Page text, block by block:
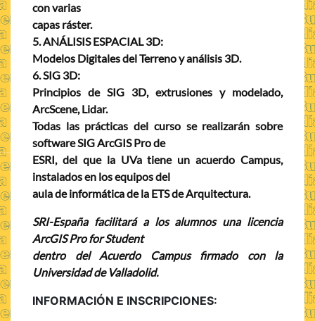
con varias
capas ráster.
5. ANÁLISIS ESPACIAL 3D:
Modelos Digitales del Terreno y análisis 3D.
6. SIG 3D:
Principios de SIG 3D, extrusiones y modelado,
ArcScene, Lidar.
Todas las prácticas del curso se realizarán sobre
softwareSIG ArcGIS Pro de
ESRI, del que la UVa tiene un acuerdo Campus,
instalados en los equipos del
aula de informática de la ETS de Arquitectura.
SRI-España facilitará a los alumnos una licencia
ArcGIS Pro for Student
dentro del Acuerdo Campus firmado con la
Universidad de Valladolid.
INFORMACIÓN E INSCRIPCIONES: